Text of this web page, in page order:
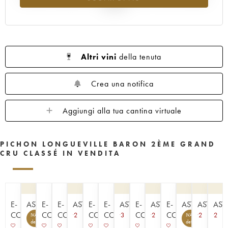
1940 1938
1916
Altri vini della tenuta
Crea una notifica
Aggiungi alla tua cantina virtuale
PICHON LONGUEVILLE BARON 2ÈME GRAND
CRU CLASSÉ IN VENDITA
E-
COMMERCE
ASTA
IVA
detraibile
E-
COMMERCE
E-
COMMERCE
ASTA
2
E-
COMMERCE
E-
COMMERCE
ASTA
3
E-
COMMERCE
ASTA
2
E-
COMMERCE
ASTA
IVA
detraibile
ASTA
2 2